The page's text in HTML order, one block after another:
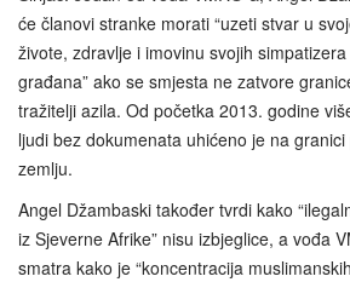
će članovi stranke morati “uzeti stvar u
živote, zdravlje i imovinu svojih
građana” ako se smjesta ne zatvore
tražitelji azila. Od početka 2013. godine
ljudi bez dokumenata uhićeno je na
zemlju.
Angel Džambaski također tvrdi kako
iz Sjeverne Afrike” nisu izbjeglice, a vođa
smatra kako je “koncentracija